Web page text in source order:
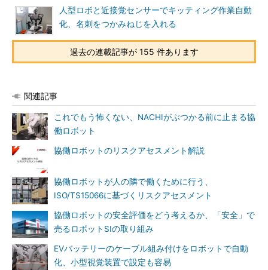
人型ロボと近接覚センサーでキッティング作業自動
化、名刺をつかみねじを入れる
過去の連載記事が 155 件あります
関連記事
これでもう怖くない、NACHIがぶつかる前に止まる協
働ロボット
協働ロボットのリスクアセスメント解説
協働ロボットが人の隣で働くために行う、
ISO/TS15066に基づくリスクアセスメント
協働ロボットの安全評価をどう考えるか、「安全」で
売るロボットSIの取り組み
EVバッテリーのケーブル組み付けをロボットで自動
化、小型視覚装置で設定も容易